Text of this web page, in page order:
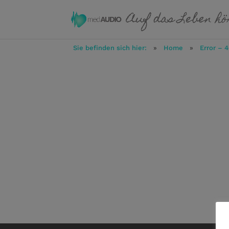
Sie befinden sich hier: » Home » Error –